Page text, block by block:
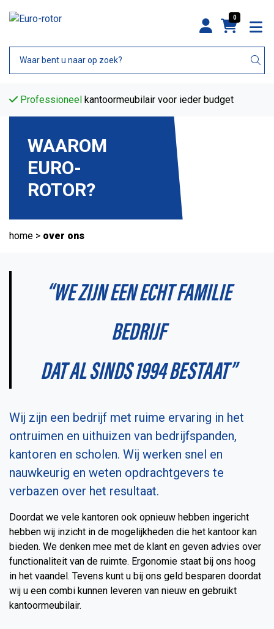
0
Professioneel kantoormeubilair voor ieder budget
WAAROM
EURO-
ROTOR?
home > over ons
“WE ZIJN EEN ECHT FAMILIE
BEDRIJF
DAT AL SINDS 1994 BESTAAT”
Wij zijn een bedrijf met ruime ervaring in het
ontruimen en uithuizen van bedrijfspanden,
kantoren en scholen. Wij werken snel en
nauwkeurig en weten opdrachtgevers te
verbazen over het resultaat.
Doordat we vele kantoren ook opnieuw hebben ingericht
hebben wij inzicht in de mogelijkheden die het kantoor kan
bieden. We denken mee met de klant en geven advies over
functionaliteit van de ruimte. Ergonomie staat bij ons hoog
in het vaandel. Tevens kunt u bij ons geld besparen doordat
wij u een combi kunnen leveren van nieuw en gebruikt
kantoormeubilair.